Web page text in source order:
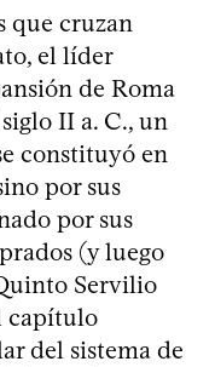
que cruzan
el líder
de Roma
II a. C., un
constituyó en
por sus
por sus
(y luego
Servilio
capítulo
del sistema de